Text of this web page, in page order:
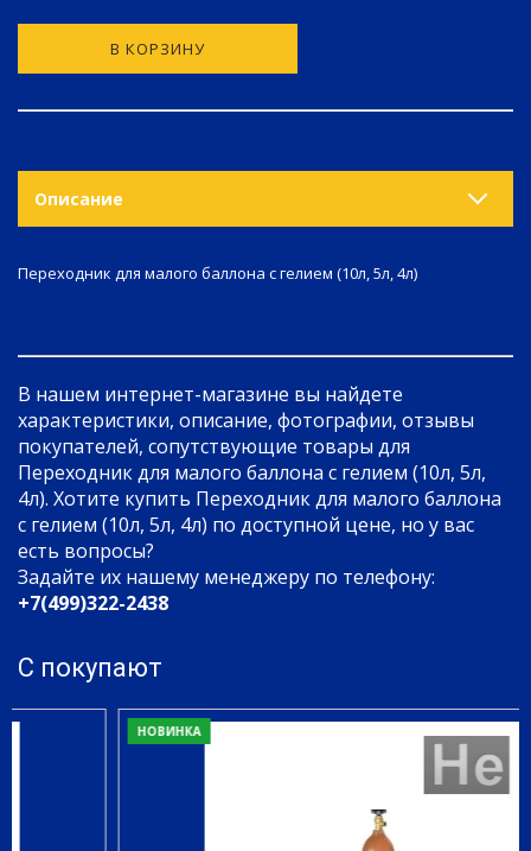
В КОРЗИНУ
Описание
Переходник для малого баллона с гелием (10л, 5л, 4л)
В нашем интернет-магазине вы найдете
характеристики, описание, фотографии, отзывы
покупателей, сопутствующие товары для
Переходник для малого баллона с гелием (10л, 5л,
4л). Хотите купить Переходник для малого баллона
с гелием (10л, 5л, 4л) по доступной цене, но у вас
есть вопросы?
Задайте их нашему менеджеру по телефону:
+7(499)322-2438
С покупают